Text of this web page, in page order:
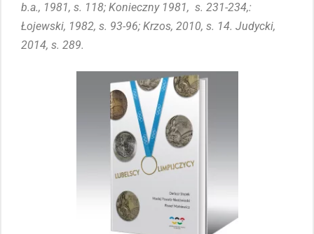
b.a., 1981, s. 118; Konieczny 1981, s. 231-234,:
Łojewski, 1982, s. 93-96; Krzos, 2010, s. 14. Judycki,
2014, s. 289.